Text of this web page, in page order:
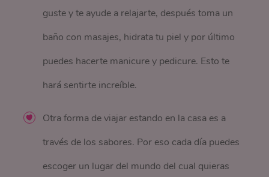
guste y te ayude a relajarte, después toma un
baño con masajes, hidrata tu piel y por último
puedes hacerte manicure y pedicure. Esto te
hará sentirte increíble.
Otra forma de viajar estando en la casa es a
través de los sabores. Por eso cada día puedes
escoger un lugar del mundo del cual quieras